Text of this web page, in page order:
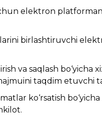
elektron
birlashtiruvchi
va saqlash bo‘yicha
taqdim etuvchi
ko‘rsatish